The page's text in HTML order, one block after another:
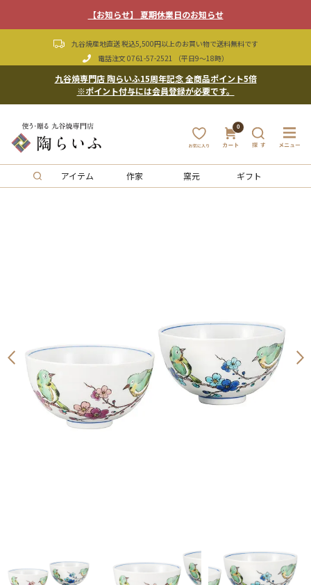
【お知らせ】 夏期休業日のお知らせ
九谷焼産地直送 税込5,500円以上のお買い物で送料無料です
電話注文 0761-57-2521 （平日9〜18時）
九谷焼専門店 陶らいふ15周年記念 全商品ポイント5倍
※ポイント付与には会員登録が必要です。
0
アイテム 作家 窯元 ギフト